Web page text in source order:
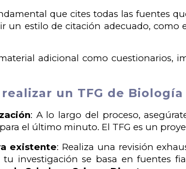
que cites todas las fuentes
un estilo de citación adecuado, como
adicional como cuestionarios,
un TFG de Biología
: A lo largo del proceso,
el último minuto. El TFG es un
existente: Realiza una revisión
investigación se basa en fuentes